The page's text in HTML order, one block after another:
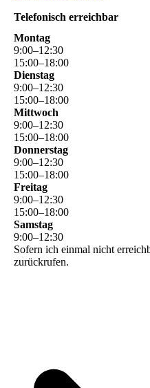
Telefonisch erreichbar
Montag
9:00–12:30
15:00–18:00
Dienstag
9:00–12:30
15:00–18:00
Mittwoch
9:00–12:30
15:00–18:00
Donnerstag
9:00–12:30
15:00–18:00
Freitag
9:00–12:30
15:00–18:00
Samstag
9:00–12:30
Sofern ich einmal nicht
zurückrufen.